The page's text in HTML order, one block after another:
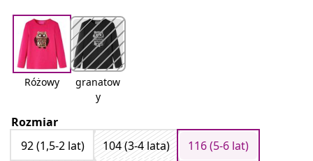
Różowy
granatow
y
Rozmiar
92 (1,5-2 lat)
104 (3-4 lata)
116 (5-6 lat)